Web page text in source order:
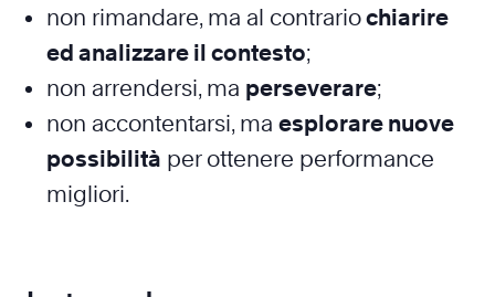
non rimandare, ma al contrariochiarire
ed analizzare il contesto;
non arrendersi, ma perseverare;
non accontentarsi, ma esplorare nuove
possibilità per ottenere performance
migliori.